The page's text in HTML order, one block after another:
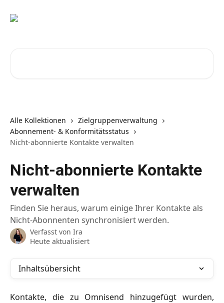
Alle Kollektionen
Zielgruppenverwaltung
Abonnement- & Konformitätsstatus
Nicht-abonnierte Kontakte verwalten
Nicht-abonnierte Kontakte
verwalten
Finden Sie heraus, warum einige Ihrer Kontakte als
Nicht-Abonnenten synchronisiert werden.
Verfasst von Ira
Heute aktualisiert
Inhaltsübersicht
Kontakte, die zu Omnisend hinzugefügt wurden,